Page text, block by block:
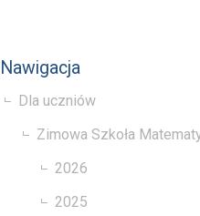
Nawigacja
Dla uczniów
Zimowa Szkoła
2026
2025